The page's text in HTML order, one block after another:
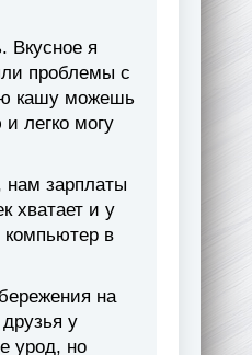
Вкусное я
проблемы с
кашу можешь
легко могу
нам зарплаты
хватает и у
компьютер в
на
у
урод, но